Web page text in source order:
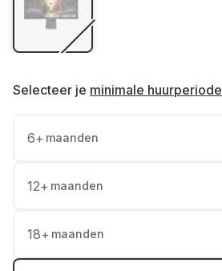
Selecteer je minimale huurperiode
6+ maanden
12+ maanden
18+ maanden